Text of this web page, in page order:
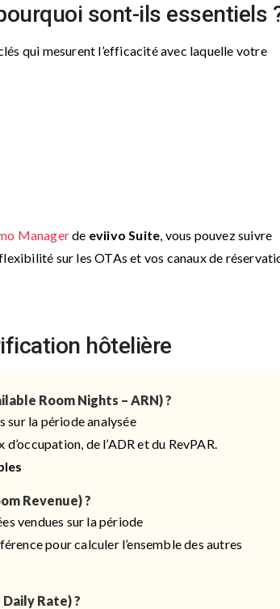
sont-ils essentiels
qui mesurent l’efficacité avec laquelle votre
Managerde eviivo Suite, vous pouvez suivre
sur les OTAs et vos canaux de
hôtelière
Room Nights – ARN) ?
sur la période analysée
d’occupation, de l’ADR et du RevPAR.
Revenue) ?
vendues sur la période
pour calculer l’ensemble des autres
Rate) ?